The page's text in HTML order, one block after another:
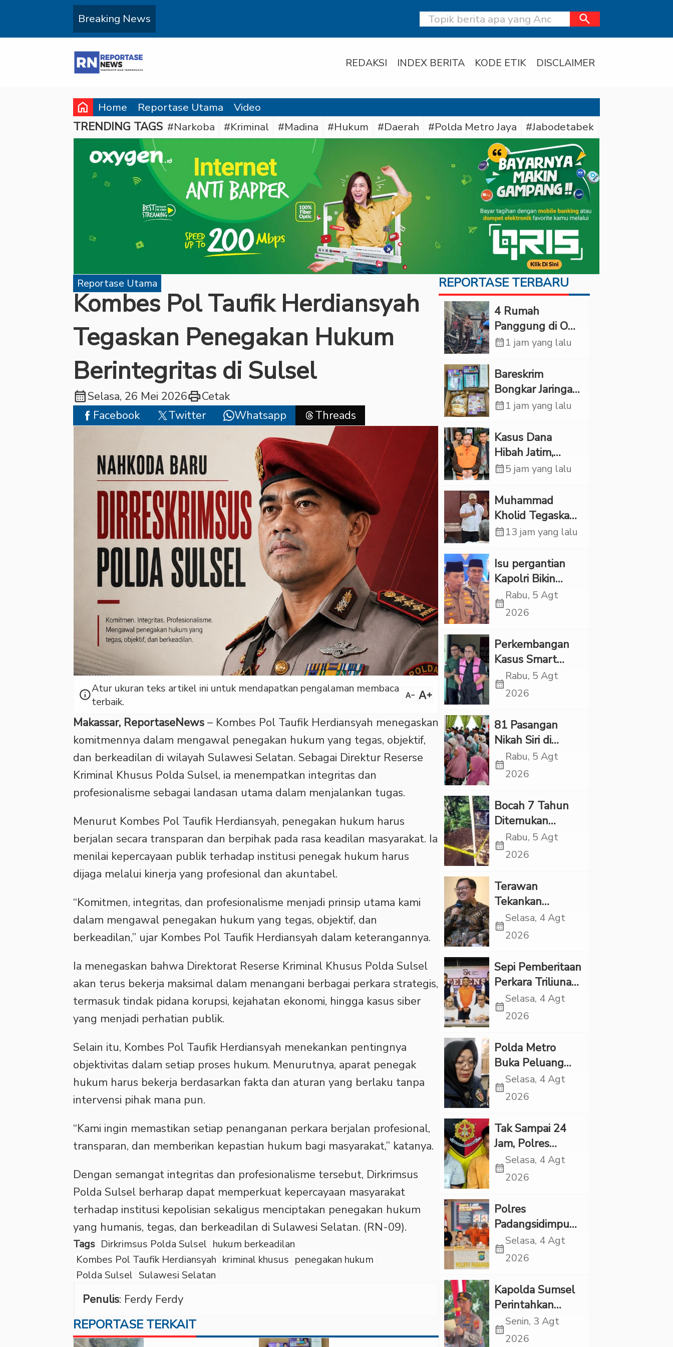
Breaking News search
REDAKSI INDEX BERITA KODE ETIK DISCLAIMER
home Home Reportase Utama Video
TRENDING TAGS #Narkoba #Kriminal #Madina #Hukum #Daerah #Polda Metro Jaya #Jabodetabek
Reportase Utama
Kombes Pol Taufik Herdiansyah
Tegaskan Penegakan Hukum
Berintegritas di Sulsel
calendar_monthSelasa, 26 Mei 2026printCetak
Facebook
Twitter Whatsapp Threads
infoAtur ukuran teks artikel ini untuk mendapatkan pengalaman membaca
terbaik.
text_decrease text_increase
Makassar, ReportaseNews – Kombes Pol Taufik Herdiansyah menegaskan
komitmennya dalam mengawal penegakan hukum yang tegas, objektif,
dan berkeadilan di wilayah Sulawesi Selatan. Sebagai Direktur Reserse
Kriminal Khusus Polda Sulsel, ia menempatkan integritas dan
profesionalisme sebagai landasan utama dalam menjalankan tugas.
Menurut Kombes Pol Taufik Herdiansyah, penegakan hukum harus
berjalan secara transparan dan berpihak pada rasa keadilan masyarakat. Ia
menilai kepercayaan publik terhadap institusi penegak hukum harus
dijaga melalui kinerja yang profesional dan akuntabel.
“Komitmen, integritas, dan profesionalisme menjadi prinsip utama kami
dalam mengawal penegakan hukum yang tegas, objektif, dan
berkeadilan,” ujar Kombes Pol Taufik Herdiansyah dalam keterangannya.
Ia menegaskan bahwa Direktorat Reserse Kriminal Khusus Polda Sulsel
akan terus bekerja maksimal dalam menangani berbagai perkara strategis,
termasuk tindak pidana korupsi, kejahatan ekonomi, hingga kasus siber
yang menjadi perhatian publik.
Selain itu, Kombes Pol Taufik Herdiansyah menekankan pentingnya
objektivitas dalam setiap proses hukum. Menurutnya, aparat penegak
hukum harus bekerja berdasarkan fakta dan aturan yang berlaku tanpa
intervensi pihak mana pun.
“Kami ingin memastikan setiap penanganan perkara berjalan profesional,
transparan, dan memberikan kepastian hukum bagi masyarakat,” katanya.
Dengan semangat integritas dan profesionalisme tersebut, Dirkrimsus
Polda Sulsel berharap dapat memperkuat kepercayaan masyarakat
terhadap institusi kepolisian sekaligus menciptakan penegakan hukum
yang humanis, tegas, dan berkeadilan di Sulawesi Selatan. (RN-09).
Tags Dirkrimsus Polda Sulsel hukum berkeadilan
Kombes Pol Taufik Herdiansyah kriminal khusus penegakan hukum
Polda Sulsel Sulawesi Selatan
Penulis: Ferdy Ferdy
REPORTASE TERKAIT
REPORTASE TERBARU
‎4 Rumah
Panggung di OKI
Ludes Terbakar,
Rp1 Miliar
calendar_month1 jam yang lalu
Bareskrim
Bongkar Jaringan
Etomidate dari
Pelaku Ditangkap
calendar_month1 jam yang lalu
Kasus Dana
Hibah Jatim,
Siliwangi: Partai
Jawab Etik-Politik
calendar_month5 jam yang lalu
Muhammad
Kholid Tegaskan
Propaganda
Dilarang dan
Minta Negara
Melindungi
Korban
calendar_month13 jam yang lalu
Isu pergantian
Kapolri Bikin
Panas, JMP Puji
Respons Jenderal
“Adem”
calendar_month
Rabu, 5 Agt
2026
Perkembangan
Kasus Smart
Village, Jaksa
Kembali Periksa
calendar_month
Rabu, 5 Agt
2026
81 Pasangan
Nikah Siri di
Tapsel Ikuti
Sidang Isbat
calendar_month
Rabu, 5 Agt
2026
Bocah 7 Tahun
Ditemukan
Tewas dalam
Sumur di Tapsel,
Kekerasan
calendar_month
Rabu, 5 Agt
2026
Terawan
Tekankan
Pentingnya
Inovasi
di “Indonesian
Brain Forum
2026 UPN
Veteran Jakarta”
calendar_month
Selasa, 4 Agt
2026
Sepi Pemberitaan
Perkara Triliunan
Rupiah Investree,
Ternyata Sudah
calendar_month
Selasa, 4 Agt
2026
Polda Metro
Buka Peluang
Periksa YouTuber
Bigmo terkait
Eksploitasi Anak
calendar_month
Selasa, 4 Agt
2026
Tak Sampai 24
Jam, Polres
Tapsel Tangkap
Dua Pencuri
calendar_month
Selasa, 4 Agt
2026
Polres
Padangsidimpuan
Ringkus 9
Tersangka Kasus
Penganiayaan
calendar_month
Selasa, 4 Agt
2026
Kapolda Sumsel
Perintahkan
Patroli Masif,
Pelaku Karhutla
calendar_month
Senin, 3 Agt
2026